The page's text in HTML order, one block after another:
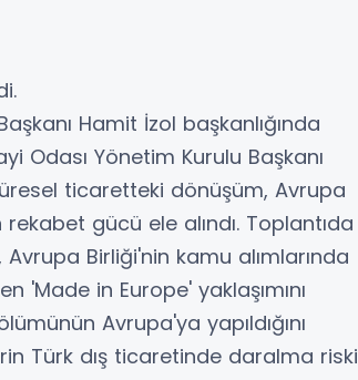
Hamit İzol başkanlığında
Odası Yönetim Kurulu Başkanı
ticaretteki dönüşüm, Avrupa
gücü ele alındı. Toplantıda
Avrupa Birliği'nin kamu alımlarında
'Made in Europe' yaklaşımını
Avrupa'ya yapıldığını
Türk dış ticaretinde daralma riski